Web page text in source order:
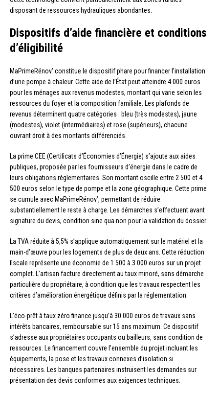
disposant de ressources hydrauliques abondantes.
Dispositifs d’aide financière et conditions
d’éligibilité
MaPrimeRénov’ constitue le dispositif phare pour financer l’installation
d’une pompe à chaleur. Cette aide de l’État peut atteindre 4 000 euros
pour les ménages aux revenus modestes, montant qui varie selon les
ressources du foyer et la composition familiale. Les plafonds de
revenus déterminent quatre catégories : bleu (très modestes), jaune
(modestes), violet (intermédiaires) et rose (supérieurs), chacune
ouvrant droit à des montants différenciés.
La prime CEE (Certificats d’Économies d’Énergie) s’ajoute aux aides
publiques, proposée par les fournisseurs d’énergie dans le cadre de
leurs obligations réglementaires. Son montant oscille entre 2 500 et 4
500 euros selon le type de pompe et la zone géographique. Cette prime
se cumule avec MaPrimeRénov’, permettant de réduire
substantiellement le reste à charge. Les démarches s’effectuent avant
signature du devis, condition sine qua non pour la validation du dossier.
La TVA réduite à 5,5% s’applique automatiquement sur le matériel et la
main-d’œuvre pour les logements de plus de deux ans. Cette réduction
fiscale représente une économie de 1 500 à 3 000 euros sur un projet
complet. L’artisan facture directement au taux minoré, sans démarche
particulière du propriétaire, à condition que les travaux respectent les
critères d’amélioration énergétique définis par la réglementation.
L’éco-prêt à taux zéro finance jusqu’à 30 000 euros de travaux sans
intérêts bancaires, remboursable sur 15 ans maximum. Ce dispositif
s’adresse aux propriétaires occupants ou bailleurs, sans condition de
ressources. Le financement couvre l’ensemble du projet incluant les
équipements, la pose et les travaux connexes d’isolation si
nécessaires. Les banques partenaires instruisent les demandes sur
présentation des devis conformes aux exigences techniques.